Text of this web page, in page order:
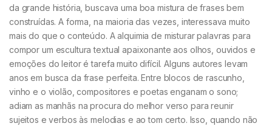
da grande história, buscava uma boa mistura de frases bem
construídas. A forma, na maioria das vezes, interessava muito
mais do que o conteúdo. A alquimia de misturar palavras para
compor um escultura textual apaixonante aos olhos, ouvidos e
emoções do leitor é tarefa muito difícil. Alguns autores levam
anos em busca da frase perfeita. Entre blocos de rascunho,
vinho e o violão, compositores e poetas enganam o sono;
adiam as manhãs na procura do melhor verso para reunir
sujeitos e verbos às melodias e ao tom certo. Isso, quando não